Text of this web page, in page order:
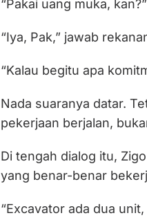
“Pakai uang muka,
“Iya, Pak,” jawab
“Kalau begitu apa
Nada suaranya datar.
pekerjaan berjalan,
Di tengah dialog itu,
yang benar-benar
“Excavator ada dua